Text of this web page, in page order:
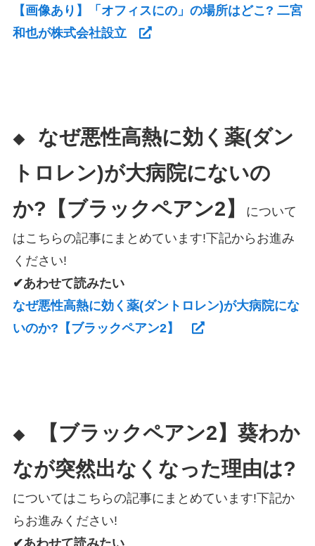
【画像あり】「オフィスにの」の場所はどこ? 二宮
和也が株式会社設立
◆ なぜ悪性高熱に効く薬(ダン
トロレン)が大病院にないの
か?【ブラックペアン2】
について
はこちらの記事にまとめています!下記からお進み
ください!
✔あわせて読みたい
なぜ悪性高熱に効く薬(ダントロレン)が大病院にな
いのか?【ブラックペアン2】
◆
【ブラックペアン2】葵わか
なが突然出なくなった理由は?
についてはこちらの記事にまとめています!下記か
らお進みください!
✔あわせて読みたい